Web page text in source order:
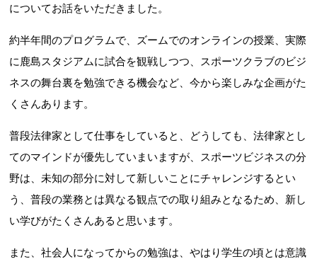
についてお話をいただきました。
約半年間のプログラムで、ズームでのオンラインの授業、実際
に鹿島スタジアムに試合を観戦しつつ、スポーツクラブのビジ
ネスの舞台裏を勉強できる機会など、今から楽しみな企画がた
くさんあります。
普段法律家として仕事をしていると、どうしても、法律家とし
てのマインドが優先していまいますが、スポーツビジネスの分
野は、未知の部分に対して新しいことにチャレンジするとい
う、普段の業務とは異なる観点での取り組みとなるため、新し
い学びがたくさんあると思います。
また、社会人になってからの勉強は、やはり学生の頃とは意識